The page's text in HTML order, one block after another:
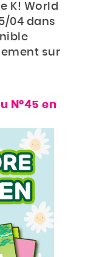
K! World
04 dans
sur
N°45 en